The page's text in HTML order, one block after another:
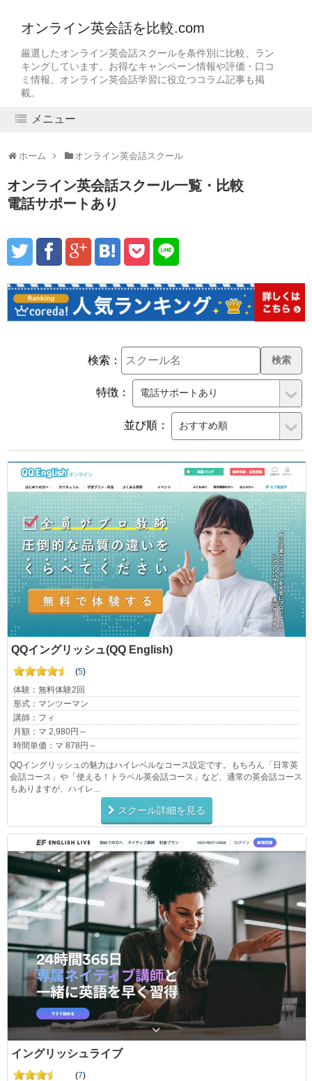
オンライン英会話を比較.com
厳選したオンライン英会話スクールを条件別に比較、ラン
キングしています。お得なキャンペーン情報や評価・口コ
ミ情報、オンライン英会話学習に役立つコラム記事も掲
載。
メニュー
ホーム オンライン英会話スクール
オンライン英会話スクール一覧・比較
電話サポートあり
検索：
特徴：
並び順：
QQイングリッシュ(QQ English)
(5)
体験：無料体験2回
形式：マンツーマン
講師：フィ
月額：マ 2,980円～
時間単価：マ 878円～
QQイングリッシュの魅力はハイレベルなコース設定です。もちろん「日常英
会話コース」や「使える！トラベル英会話コース」など、通常の英会話コース
もありますが、ハイレ...
スクール詳細を見る
イングリッシュライブ
(7)